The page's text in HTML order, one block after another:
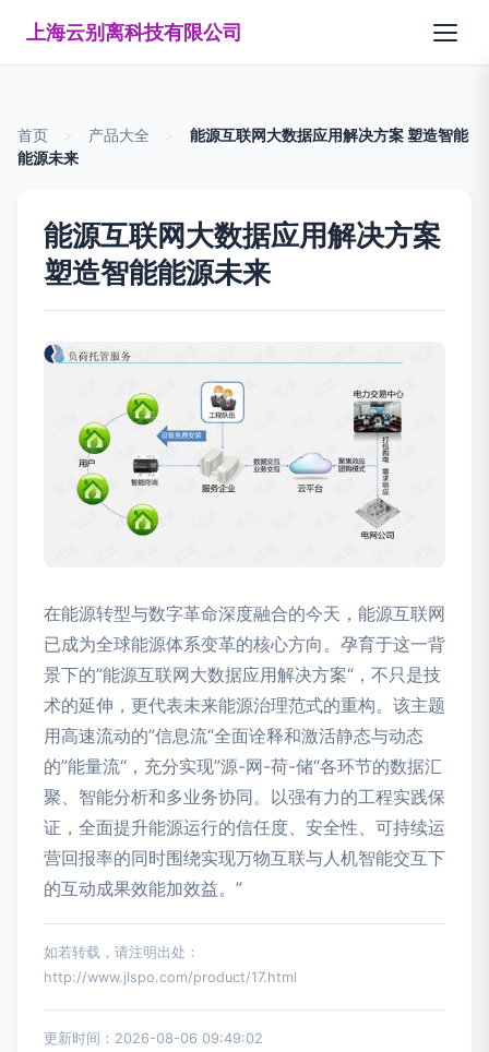
上海云别离科技有限公司
首页 产品大全
能源互联网大数据应用解决方案 塑造智能
能源未来
能源互联网大数据应用解决方案
塑造智能能源未来
在能源转型与数字革命深度融合的今天，能源互联网
已成为全球能源体系变革的核心方向。孕育于这一背
景下的”能源互联网大数据应用解决方案“，不只是技
术的延伸，更代表未来能源治理范式的重构。该主题
用高速流动的”信息流“全面诠释和激活静态与动态
的”能量流“，充分实现”源-网-荷-储“各环节的数据汇
聚、智能分析和多业务协同。以强有力的工程实践保
证，全面提升能源运行的信任度、安全性、可持续运
营回报率的同时围绕实现万物互联与人机智能交互下
的互动成果效能加效益。”
如若转载，请注明出处：
http://www.jlspo.com/product/17.html
更新时间：2026-08-06 09:49:02